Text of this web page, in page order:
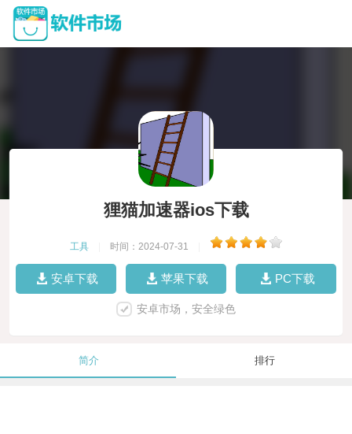
狸猫加速器ios下载
工具 时间：2024-07-31
安卓下载 苹果下载 PC下载
安卓市场，安全绿色
简介 排行